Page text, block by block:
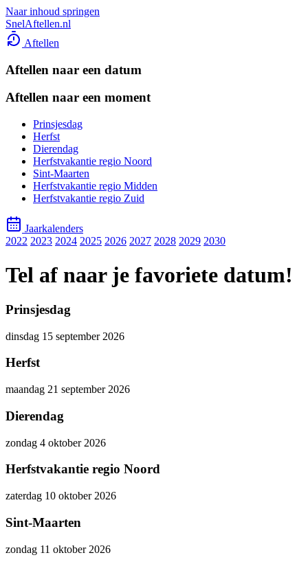
Naar inhoud springen
SnelAftellen.nl
Aftellen
Aftellen naar een datum
Aftellen naar een moment
Prinsjesdag
Herfst
Dierendag
Herfstvakantie regio Noord
Sint-Maarten
Herfstvakantie regio Midden
Herfstvakantie regio Zuid
Jaarkalenders
2022 2023 2024 2025 2026 2027 2028 2029 2030
Tel af naar je favoriete datum!
Prinsjesdag
dinsdag 15 september 2026
Herfst
maandag 21 september 2026
Dierendag
zondag 4 oktober 2026
Herfstvakantie regio Noord
zaterdag 10 oktober 2026
Sint-Maarten
zondag 11 oktober 2026